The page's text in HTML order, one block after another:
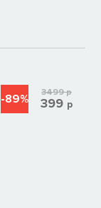
-89% 3499р
399 р